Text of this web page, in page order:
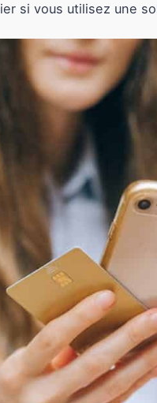
si vous utilisez une